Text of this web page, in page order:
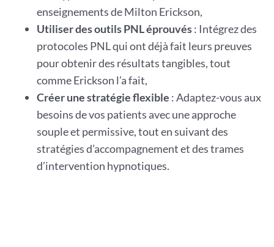
enseignements de Milton Erickson,
Utiliser des outils PNL éprouvés: Intégrez des
protocoles PNL qui ont déjà fait leurs preuves
pour obtenir des résultats tangibles, tout
comme Erickson l’a fait,
Créer une stratégie flexible : Adaptez-vous aux
besoins de vos patients avec une approche
souple et permissive, tout en suivant des
stratégies d’accompagnement et des trames
d’intervention hypnotiques.